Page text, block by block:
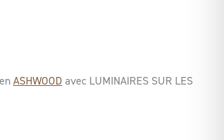
ASHWOOD avec LUMINAIRES SUR LES